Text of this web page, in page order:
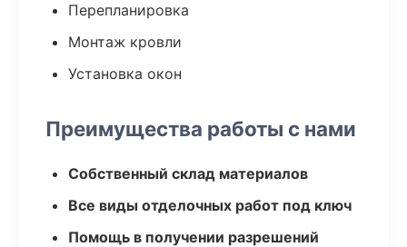
Перепланировка
Монтаж кровли
Установка окон
Преимущества работы с нами
Собственный склад материалов
Все виды отделочных работ под ключ
Помощь в получении разрешений